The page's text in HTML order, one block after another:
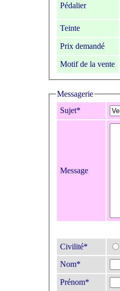
Pédalier
Teinte
Prix demandé
Motif de la vente
Messagerie
Sujet*
Message
Civilité*
Nom*
Prénom*